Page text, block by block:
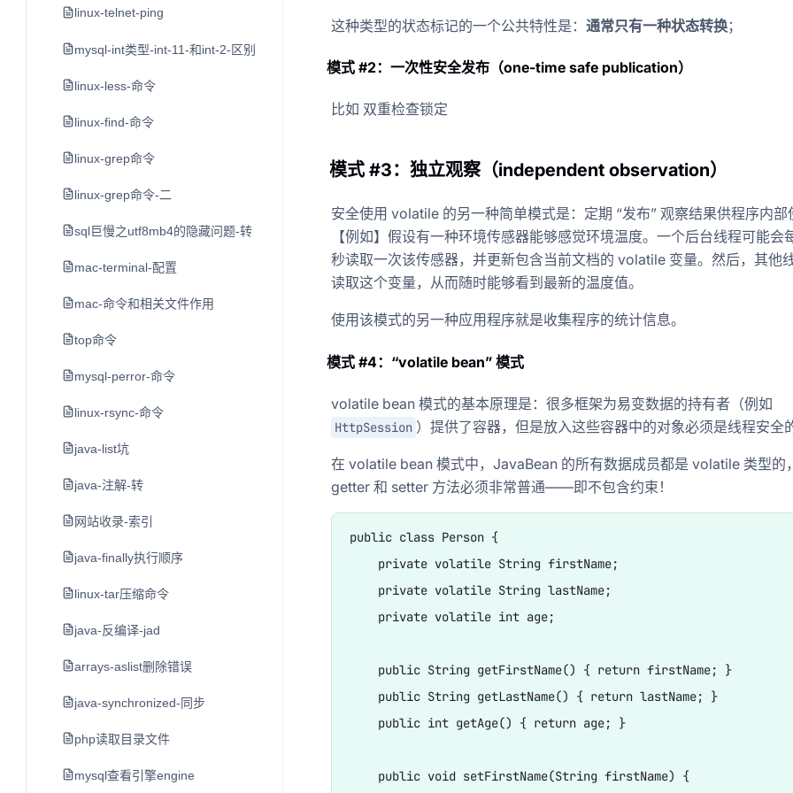
linux-telnet-ping
mysql-int类型-int-11-和int-2-区别
linux-less-命令
linux-find-命令
linux-grep命令
linux-grep命令-二
sql巨慢之utf8mb4的隐藏问题-转
mac-terminal-配置
mac-命令和相关文件作用
top命令
mysql-perror-命令
linux-rsync-命令
java-list坑
java-注解-转
网站收录-索引
java-finally执行顺序
linux-tar压缩命令
java-反编译-jad
arrays-aslist删除错误
java-synchronized-同步
php读取目录文件
mysql查看引擎engine
这种类型的状态标记的一个公共特性是： 通常只有一种状态转换；
模式 #2：一次性安全发布（one-time safe publication）
比如 双重检查锁定
模式 #3：独立观察（independent observation）
安全使用 volatile 的另一种简单模式是：定期 “发布” 观察结果供程序内部
【例如】假设有一种环境传感器能够感觉环境温度。一个后台线程可能会
秒读取一次该传感器，并更新包含当前文档的 volatile 变量。然后，其他
读取这个变量，从而随时能够看到最新的温度值。
使用该模式的另一种应用程序就是收集程序的统计信息。
模式 #4：“volatile bean” 模式
volatile bean 模式的基本原理是：很多框架为易变数据的持有者（例如
HttpSession ）提供了容器，但是放入这些容器中的对象必须是线程安全的
在 volatile bean 模式中，JavaBean 的所有数据成员都是 volatile 类型的
getter 和 setter 方法必须非常普通——即不包含约束！
public class Person {
    private volatile String firstName;
    private volatile String lastName;
    private volatile int age;
    public String getFirstName() { return firstName; }
    public String getLastName() { return lastName; }
    public int getAge() { return age; }
    public void setFirstName(String firstName) {